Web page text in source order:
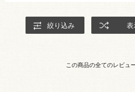
絞り込み 表
この商品の全てのレビュ